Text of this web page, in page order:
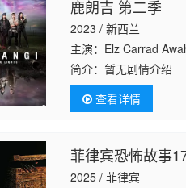
鹿朗吉 第二季
2023 / 新西兰
主演：Elz Carrad
简介：暂无剧情介绍
查看详情
菲律宾恐怖故事
2025 / 菲律宾